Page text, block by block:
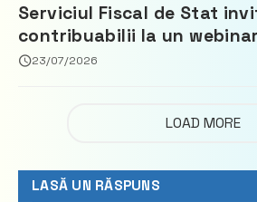
Serviciul Fiscal de Stat
contribuabilii la un
privind calculul impozitului
23/07/2026
LOAD MORE
LASĂ UN RĂSPUNS